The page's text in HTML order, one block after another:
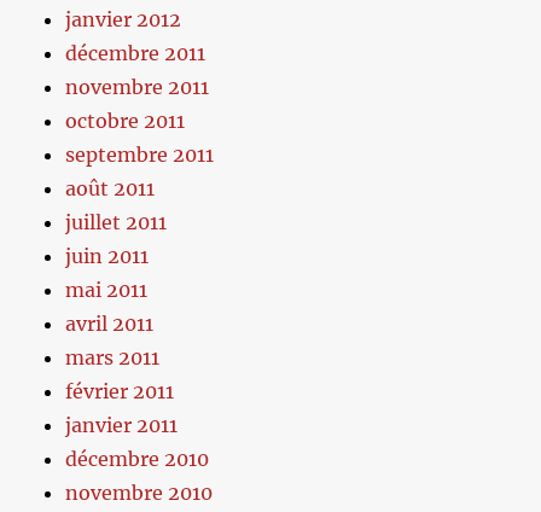
janvier 2012
décembre 2011
novembre 2011
octobre 2011
septembre 2011
août 2011
juillet 2011
juin 2011
mai 2011
avril 2011
mars 2011
février 2011
janvier 2011
décembre 2010
novembre 2010